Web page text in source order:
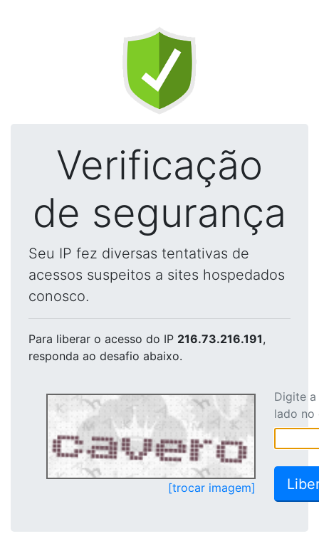
Verificação
de segurança
Seu IP fez diversas tentativas de
acessos suspeitos a sites hospedados
conosco.
Para liberar o acesso do IP 216.73.216.191,
responda ao desafio abaixo.
[trocar imagem]
Digite
lado no